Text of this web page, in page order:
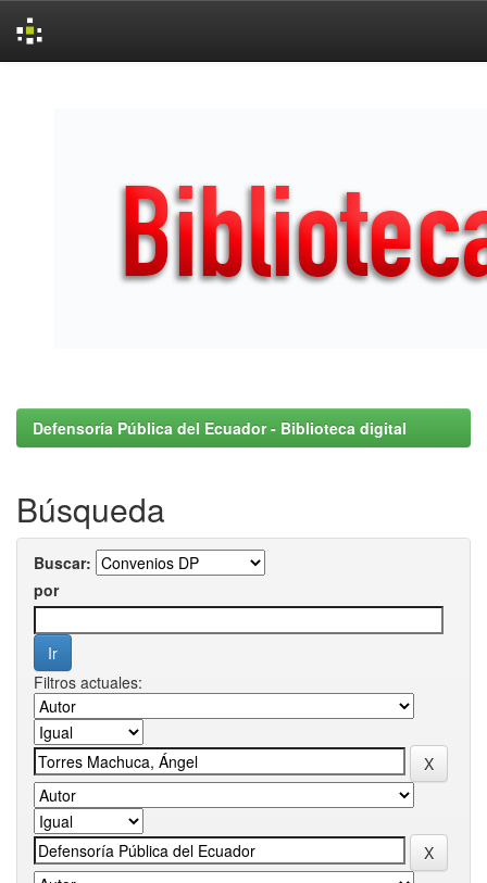
Defensoría Pública del Ecuador - Biblioteca digital
Búsqueda
Buscar:
por
Filtros actuales: